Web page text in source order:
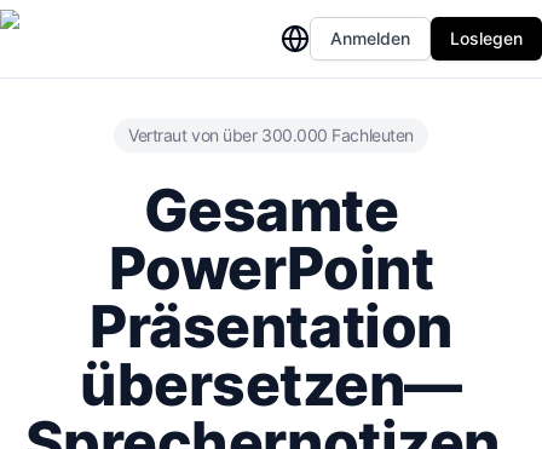
Anmelden Loslegen
Vertraut von über 300.000 Fachleuten
Gesamte
PowerPoint
Präsentation
übersetzen—